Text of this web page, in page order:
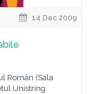
14 Dec 2009
Român (Sala
Unistring